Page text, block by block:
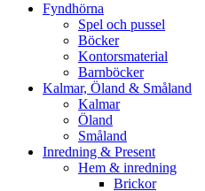
Fyndhörna
Spel och pussel
Böcker
Kontorsmaterial
Barnböcker
Kalmar, Öland & Småland
Kalmar
Öland
Småland
Inredning & Present
Hem & inredning
Brickor